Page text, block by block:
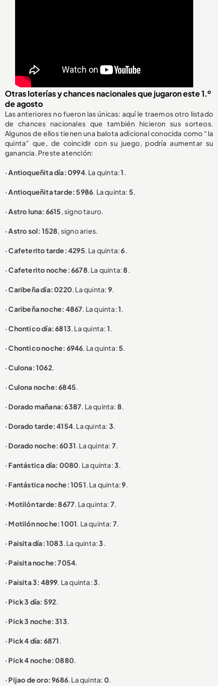
Otras loterías y chances nacionales que jugaron este 1.º
de agosto
Las anteriores no fueron las únicas: aquí le traemos otro listado
de chances nacionales que también hicieron sus sorteos.
Algunos de ellos tienen una balota adicional conocida como “la
quinta” que, de coincidir con su juego, podría aumentar su
ganancia. Preste atención:
· Antioqueñita día: 0994. La quinta:1.
· Antioqueñita tarde: 5986. La quinta: 5.
· Astro luna: 6615, signo tauro.
· Astro sol: 1528, signo aries.
· Cafeterito tarde: 4295. La quinta:6.
· Cafeterito noche: 6678. La quinta:8.
· Caribeña día: 0220. La quinta: 9.
· Caribeña noche: 4867. La quinta:1.
· Chontico día: 6813. La quinta: 1.
· Chontico noche: 6946. La quinta:5.
· Culona: 1062.
· Culona noche: 6845.
· Dorado mañana: 6387. La quinta: 8.
· Dorado tarde: 4154. La quinta: 3.
· Dorado noche: 6031. La quinta: 7.
· Fantástica día: 0080. La quinta:3.
· Fantástica noche: 1051. La quinta:9.
· Motilón tarde: 8677. La quinta: 7.
· Motilón noche: 1001. La quinta: 7.
· Paisita día: 1083. La quinta:3.
· Paisita noche: 7054.
· Paisita 3: 4899. La quinta:3.
· Pick 3 día: 592.
· Pick 3 noche: 313.
· Pick 4 día: 6871.
· Pick 4 noche: 0880.
· Pijao de oro: 9686. La quinta: 0.